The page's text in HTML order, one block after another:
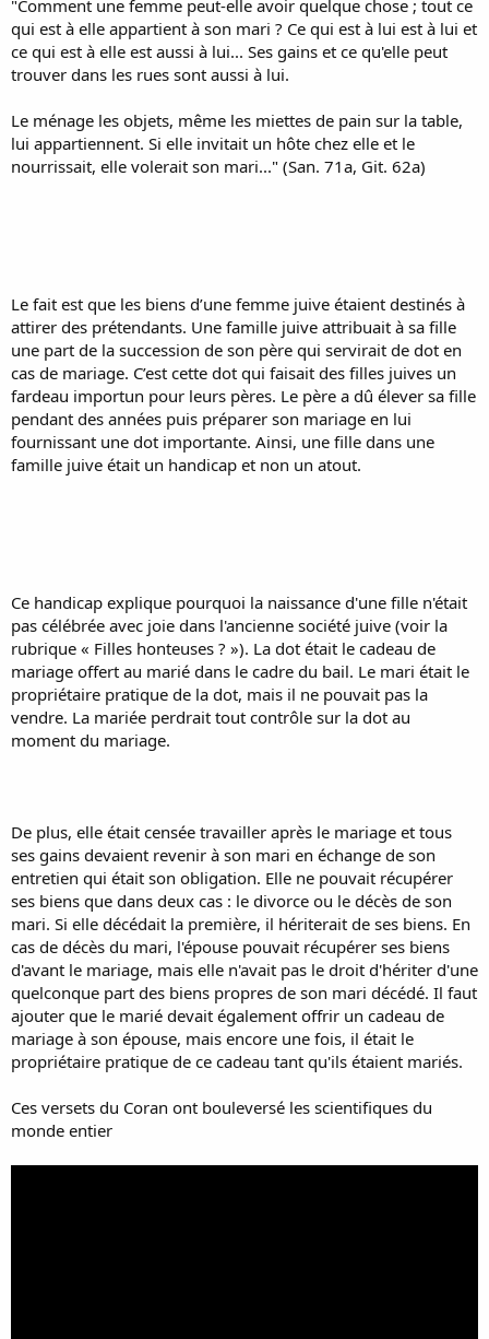
"Comment une femme peut-elle avoir quelque chose ; tout ce
qui est à elle appartient à son mari ? Ce qui est à lui est à lui et
ce qui est à elle est aussi à lui... Ses gains et ce qu'elle peut
trouver dans les rues sont aussi à lui.
Le ménage les objets, même les miettes de pain sur la table,
lui appartiennent. Si elle invitait un hôte chez elle et le
nourrissait, elle volerait son mari..." (San. 71a, Git. 62a)
Le fait est que les biens d’une femme juive étaient destinés à
attirer des prétendants. Une famille juive attribuait à sa fille
une part de la succession de son père qui servirait de dot en
cas de mariage. C’est cette dot qui faisait des filles juives un
fardeau importun pour leurs pères. Le père a dû élever sa fille
pendant des années puis préparer son mariage en lui
fournissant une dot importante. Ainsi, une fille dans une
famille juive était un handicap et non un atout.
Ce handicap explique pourquoi la naissance d'une fille n'était
pas célébrée avec joie dans l'ancienne société juive (voir la
rubrique « Filles honteuses ? »). La dot était le cadeau de
mariage offert au marié dans le cadre du bail. Le mari était le
propriétaire pratique de la dot, mais il ne pouvait pas la
vendre. La mariée perdrait tout contrôle sur la dot au
moment du mariage.
De plus, elle était censée travailler après le mariage et tous
ses gains devaient revenir à son mari en échange de son
entretien qui était son obligation. Elle ne pouvait récupérer
ses biens que dans deux cas : le divorce ou le décès de son
mari. Si elle décédait la première, il hériterait de ses biens. En
cas de décès du mari, l'épouse pouvait récupérer ses biens
d'avant le mariage, mais elle n'avait pas le droit d'hériter d'une
quelconque part des biens propres de son mari décédé. Il faut
ajouter que le marié devait également offrir un cadeau de
mariage à son épouse, mais encore une fois, il était le
propriétaire pratique de ce cadeau tant qu'ils étaient mariés.
Ces versets du Coran ont bouleversé les scientifiques du
monde entier